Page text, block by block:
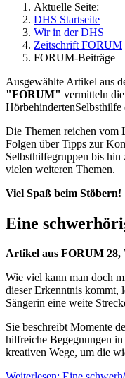
Aktuelle Seite:
DHS Startseite
Wir in der DHS
Zeitschrift FORUM
FORUM-Beiträge
Ausgewählte Artikel aus
"FORUM" vermitteln
HörbehindertenSelbsthilfe
Die Themen reichen vom
Folgen über Tipps zur
Selbsthilfegruppen bis hin
vielen weiteren Themen.
Viel Spaß beim Stöbern!
Eine
Artikel aus FORUM 28,
Wie viel kann man doch
dieser Erkenntnis kommt,
Sängerin eine weite
Sie beschreibt Momente
hilfreiche Begegnungen
kreativen Wege, um die